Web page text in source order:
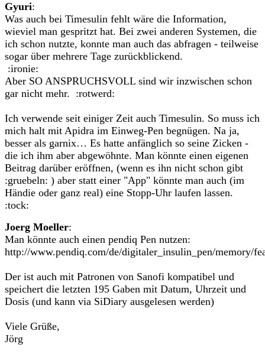
Gyuri:
Was auch bei Timesulin fehlt wäre die Information,
wieviel man gespritzt hat. Bei zwei anderen Systemen, die
ich schon nutzte, konnte man auch das abfragen - teilweise
sogar über mehrere Tage zurückblickend.
:ironie:
Aber SO ANSPRUCHSVOLL sind wir inzwischen schon
gar nicht mehr. :rotwerd:
Ich verwende seit einiger Zeit auch Timesulin. So muss ich
mich halt mit Apidra im Einweg-Pen begnügen. Na ja,
besser als garnix… Es hatte anfänglich so seine Zicken -
die ich ihm aber abgewöhnte. Man könnte einen eigenen
Beitrag darüber eröffnen, (wenn es ihn nicht schon gibt
:gruebeln: ) aber statt einer "App" könnte man auch (im
Händie oder ganz real) eine Stopp-Uhr laufen lassen.
:tock:
Joerg Moeller:
Man könnte auch einen pendiq Pen nutzen:
http://www.pendiq.com/de/digitaler_insulin_pen/memory/
Der ist auch mit Patronen von Sanofi kompatibel und
speichert die letzten 195 Gaben mit Datum, Uhrzeit und
Dosis (und kann via SiDiary ausgelesen werden)
Viele Grüße,
Jörg